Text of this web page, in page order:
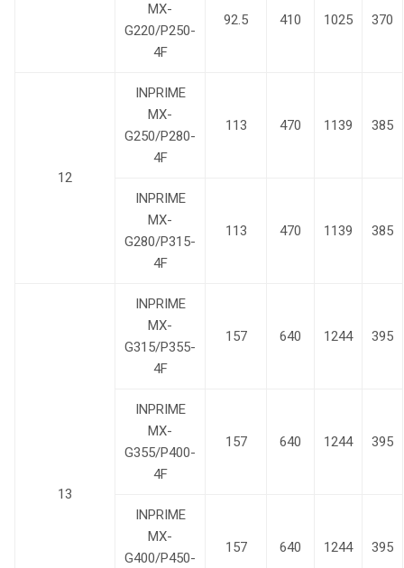
MX-
G220/P250-
4F
92.5 410 1025 370
12
INPRIME
MX-
G250/P280-
4F
113 470 1139 385
INPRIME
MX-
G280/P315-
4F
113 470 1139 385
13
INPRIME
MX-
G315/P355-
4F
157 640 1244 395
INPRIME
MX-
G355/P400-
4F
157 640 1244 395
INPRIME
MX-
G400/P450-
157 640 1244 395